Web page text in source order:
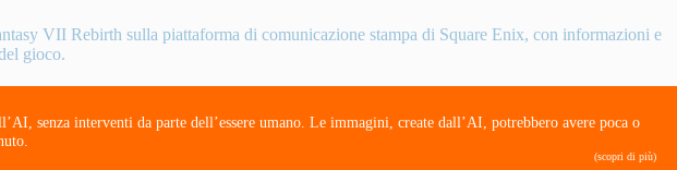
VII Rebirth sulla piattaforma di comunicazione stampa di Square Enix, con informazioni e
gioco.
senza interventi da parte dell’essere umano. Le immagini, create dall’AI, potrebbero avere poca o
(scopri di più)